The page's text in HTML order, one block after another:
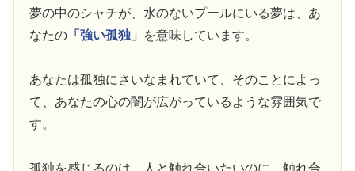
夢の中のシャチが、水のないプールにいる夢は、あ
なたの 「強い孤独」 を意味しています。
あなたは孤独にさいなまれていて、そのことによっ
て、あなたの心の闇が広がっているような雰囲気で
す。
孤独を感じるのは、人と触れ合いたいのに、触れ合